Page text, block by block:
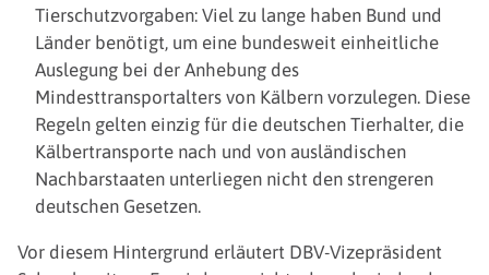
Tierschutzvorgaben: Viel zu lange haben Bund und
Länder benötigt, um eine bundesweit einheitliche
Auslegung bei der Anhebung des
Mindesttransportalters von Kälbern vorzulegen. Diese
Regeln gelten einzig für die deutschen Tierhalter, die
Kälbertransporte nach und von ausländischen
Nachbarstaaten unterliegen nicht den strengeren
deutschen Gesetzen.
Vor diesem Hintergrund erläutert DBV-Vizepräsident